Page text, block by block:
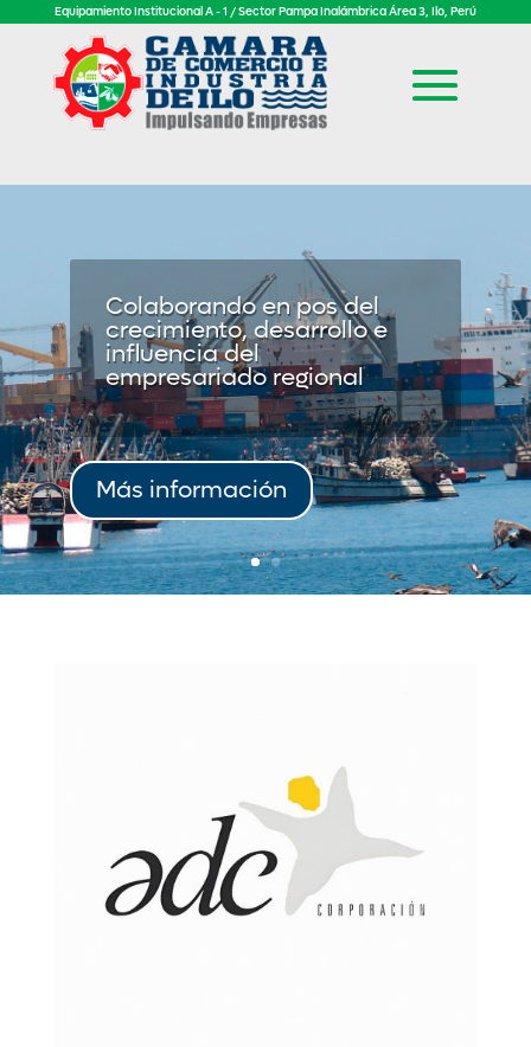
Equipamiento Institucional A - 1 / Sector Pampa Inalámbrica Área 3, Ilo, Perú
Colaborando en pos del
crecimiento, desarrollo e
influencia del
empresariado regional
Más información